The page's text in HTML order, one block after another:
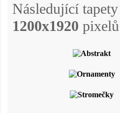
Následující
1200x1920